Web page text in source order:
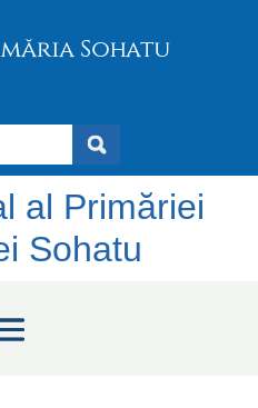
al Primăriei
Sohatu